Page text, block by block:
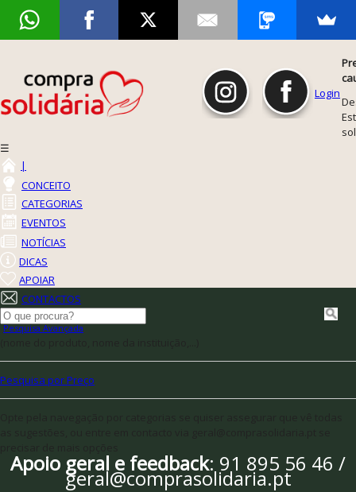
Login
☰
|
CONCEITO
CATEGORIAS
EVENTOS
NOTÍCIAS
DICAS
APOIAR
CONTACTOS
Pesquisa Avançada
Pesquisa por Preço
Apoio geral e feedback: 91 895 56 46 /
geral@comprasolidaria.pt